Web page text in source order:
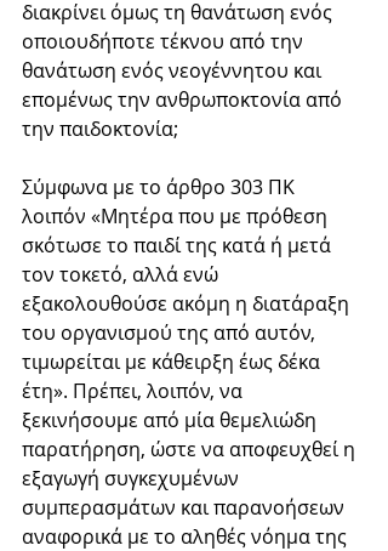
διακρίνει όμως τη θανάτωση ενός
οποιουδήποτε τέκνου από την
θανάτωση ενός νεογέννητου και
επομένως την ανθρωποκτονία από
την παιδοκτονία;
Σύμφωνα με το άρθρο 303 ΠΚ
λοιπόν «Μητέρα που με πρόθεση
σκότωσε το παιδί της κατά ή μετά
τον τοκετό, αλλά ενώ
εξακολουθούσε ακόμη η διατάραξη
του οργανισμού της από αυτόν,
τιμωρείται με κάθειρξη έως δέκα
έτη». Πρέπει, λοιπόν, να
ξεκινήσουμε από μία θεμελιώδη
παρατήρηση, ώστε να αποφευχθεί η
εξαγωγή συγκεχυμένων
συμπερασμάτων και παρανοήσεων
αναφορικά με το αληθές νόημα της